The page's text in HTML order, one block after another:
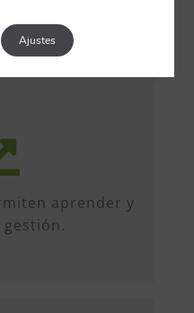
aprender y
anuales de
múltiples
etc...
Ajustes